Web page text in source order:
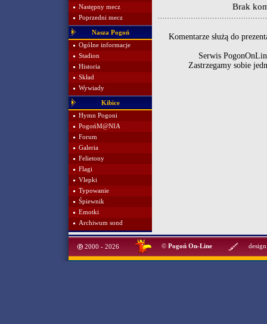
Następny mecz
Poprzedni mecz
Nasza Pogoń
Ogólne informacje
Stadion
Historia
Skład
Wywiady
Kibice
Hymn Pogoni
PogońM@NIA
Forum
Galeria
Felietony
Flagi
Vlepki
Typowanie
Śpiewnik
Emotki
Archiwum sond
Brak
Komentarze służą do
Serwis
Zastrzegamy sobie
2000 - 2026 © Pogoń On-Line